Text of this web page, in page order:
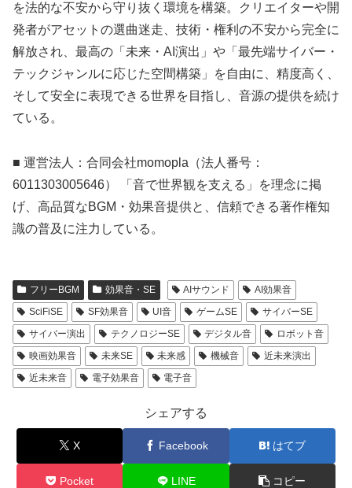
を法的な不安から守り抜く環境を構築。クリエイターや開
発者がアセットの選曲迷走、技術・権利の不安から完全に
解放され、最高の「未来・AI演出」や「最先端サイバー・
テックジャンルに応じた空間構築」を自由に、精度高く、
そして安全に表現できる世界を目指し、音源の提供を続け
ている。
■ 運営法人：合同会社momopla（法人番号：
6011303005646） 「音で世界観を支える」を理念に掲
げ、高品質なBGM・効果音提供と、信頼できる著作権知
識の普及に注力している。
フリーBGM 効果音・SE AIサウンド
AI効果音
SciFiSE
SF効果音 UI音 ゲームSE
サイバーSE
サイバー演出
テクノロジーSE デジタル音
ロボット音
映画効果音
未来SE 未来感 機械音
近未来演出
近未来音
電子効果音 電子音
シェアする
X Facebook はてブ
Pocket LINE コピー